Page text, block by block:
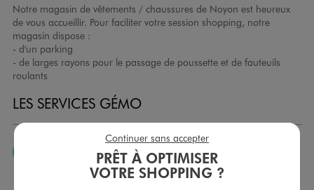
Notre magasin de vêtements / chaussures de Noyon est heureux
de vous accueillir. Pour faciliter votre session shopping, notre
magasin dispose :
- d'un parking
- de larges rayons pour le passage de poussette et de fauteuils
roulants
LES SERVICES GÉMO
JE PEUX CHANGER D’AVIS
Nous échangeons et vous proposons un avoir ou un
PRÊT À OPTIMISER
VOTRE SHOPPING ?
Continuer sans accepter